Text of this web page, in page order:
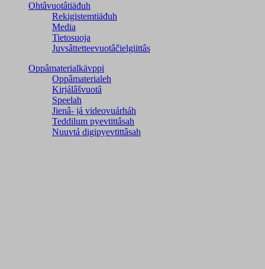
Ohtâvuotâtiäđuh
Rekigistemtiäđuh
Media
Tietosuoja
Juvsâttetteevuotâčielgiittâs
Oppâmaterialkävppi
Oppâmaterialeh
Kirjálâšvuotâ
Speelah
Jienâ- já videovuárháh
Teddilum pyevtittâsah
Nuuvtá digipyevtittâsah